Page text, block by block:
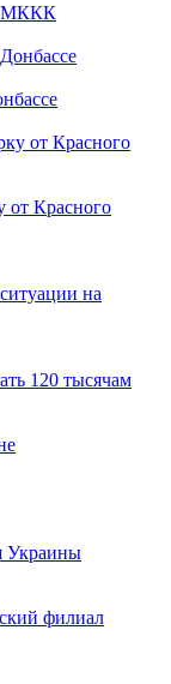
МККК
от Красного
на
120 тысячам
Украины
филиал